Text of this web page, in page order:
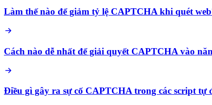
Làm thế nào để giảm tỷ lệ CAPTCHA khi quét
Cách nào dễ nhất để giải quyết CAPTCHA vào
Điều gì gây ra sự cố CAPTCHA trong các script tự